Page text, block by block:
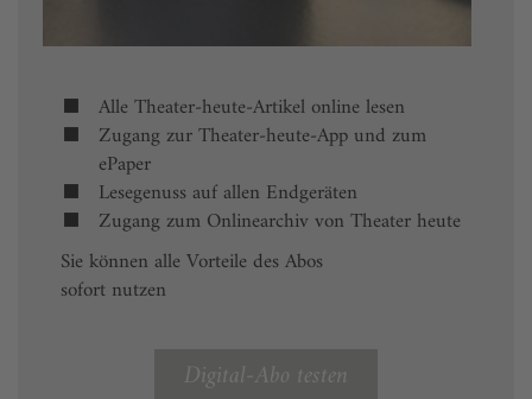
Alle Theater-heute-Artikel online lesen
Zugang zur Theater-heute-App und zum
ePaper
Lesegenuss auf allen Endgeräten
Zugang zum Onlinearchiv von Theater heute
Sie können alle Vorteile des Abos
sofort nutzen
Digital-Abo testen